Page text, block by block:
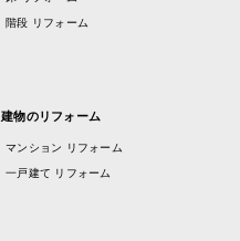
階段 リフォーム
建物のリフォーム
マンション リフォーム
一戸建て リフォーム